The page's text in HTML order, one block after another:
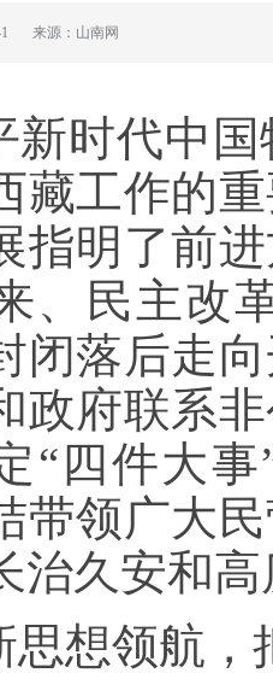
来源：山南网
新时代中
藏工作的
指明了前
、民主改
闭落后走
政府联系
“四件大
带领广大
治久安和
思想领航，